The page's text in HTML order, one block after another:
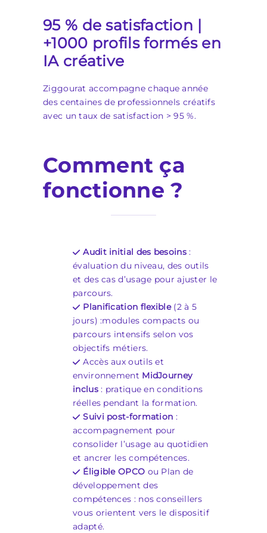
95 % de satisfaction |
+1000 profils formés en
IA créative
Ziggourat accompagne chaque année
des centaines de professionnels créatifs
avec un taux de satisfaction > 95 %.
Comment ça
fonctionne ?
Audit initial des besoins:
évaluation du niveau, des outils
et des cas d’usage pour ajuster le
parcours.
Planification flexible(2 à 5
jours) :modules compacts ou
parcours intensifs selon vos
objectifs métiers.
Accès aux outils et
environnement MidJourney
inclus: pratique en conditions
réelles pendant la formation.
Suivi post-formation :
accompagnement pour
consolider l’usage au quotidien
et ancrer les compétences.
Éligible OPCO ou Plan de
développement des
compétences : nos conseillers
vous orientent vers le dispositif
adapté.